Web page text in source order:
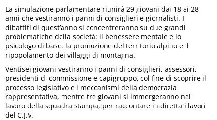
La simulazione parlamentare riunirà 29 giovani dai 18 ai 28
anni che vestiranno i panni di consiglieri e giornalisti. I
dibattiti di quest’anno si concentreranno su due grandi
problematiche della società: il benessere mentale e lo
psicologo di base; la promozione del territorio alpino e il
ripopolamento dei villaggi di montagna.
Ventisei giovani vestiranno i panni di consiglieri, assessori,
presidenti di commissione e capigruppo, col fine di scoprire il
processo legislativo e i meccanismi della democrazia
rappresentativa, mentre tre giovani si immergeranno nel
lavoro della squadra stampa, per raccontare in diretta i lavori
del C.J.V.